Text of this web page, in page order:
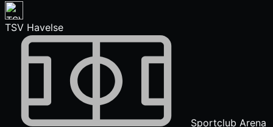
TSV Havelse
Sportclub Arena